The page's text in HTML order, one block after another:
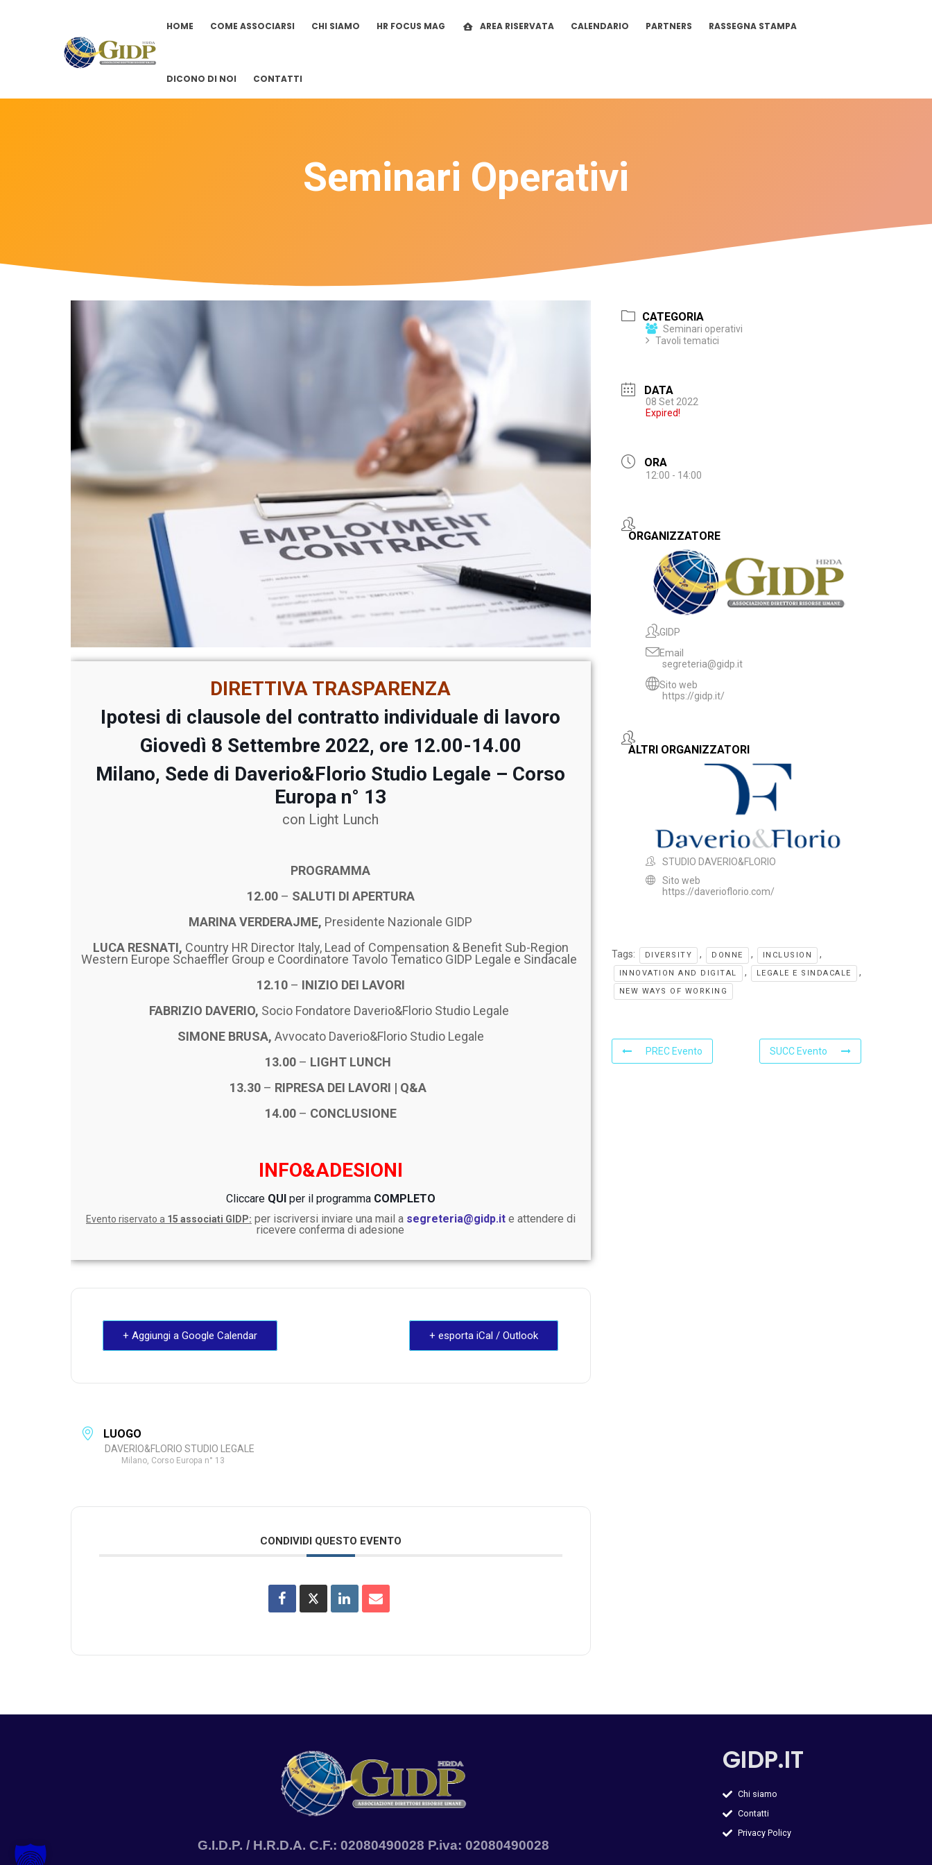
HOME COME ASSOCIARSI CHI SIAMO HR FOCUS MAG AREA RISERVATA CALENDARIO PARTNERS RASSEGNA STAMPA
DICONO DI NOI CONTATTI
Seminari Operativi
DIRETTIVA TRASPARENZA
Ipotesi di clausole del contratto individuale di lavoro
Giovedì 8 Settembre 2022, ore 12.00-14.00
Milano, Sede di Daverio&Florio Studio Legale – Corso
Europa n° 13
con Light Lunch
PROGRAMMA
12.00 – SALUTI DI APERTURA
MARINA VERDERAJME, Presidente Nazionale GIDP
LUCA RESNATI, Country HR Director Italy, Lead of Compensation & Benefit Sub-Region
Western Europe Schaeffler Group e Coordinatore Tavolo Tematico GIDP Legale e Sindacale
12.10 – INIZIO DEI LAVORI
FABRIZIO DAVERIO, Socio Fondatore Daverio&Florio Studio Legale
SIMONE BRUSA, Avvocato Daverio&Florio Studio Legale
13.00 – LIGHT LUNCH
13.30 – RIPRESA DEI LAVORI | Q&A
14.00 – CONCLUSIONE
INFO&ADESIONI
Cliccare QUI per il programma COMPLETO
Evento riservato a 15 associati GIDP: per iscriversi inviare una mail a segreteria@gidp.ite attendere di
ricevere conferma di adesione
+ Aggiungi a Google Calendar + esporta iCal / Outlook
LUOGO
DAVERIO&FLORIO STUDIO LEGALE
Milano, Corso Europa n° 13
CONDIVIDI QUESTO EVENTO
CATEGORIA
Seminari operativi
Tavoli tematici
DATA
08 Set 2022
Expired!
ORA
12:00 - 14:00
ORGANIZZATORE
GIDP
Email
segreteria@gidp.it
Sito web
https://gidp.it/
ALTRI ORGANIZZATORI
STUDIO DAVERIO&FLORIO
Sito web
https://daverioflorio.com/
Tags: DIVERSITY , DONNE , INCLUSION ,
INNOVATION AND DIGITAL , LEGALE E SINDACALE ,
NEW WAYS OF WORKING
PREC Evento SUCC Evento
G.I.D.P. / H.R.D.A. C.F.: 02080490028 P.iva: 02080490028
GIDP.IT
Chi siamo
Contatti
Privacy Policy